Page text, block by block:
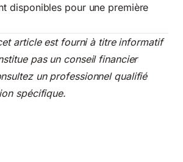
disponibles pour une première
article est fourni à titre informatif
pas un conseil financier
un professionnel qualifié
spécifique.